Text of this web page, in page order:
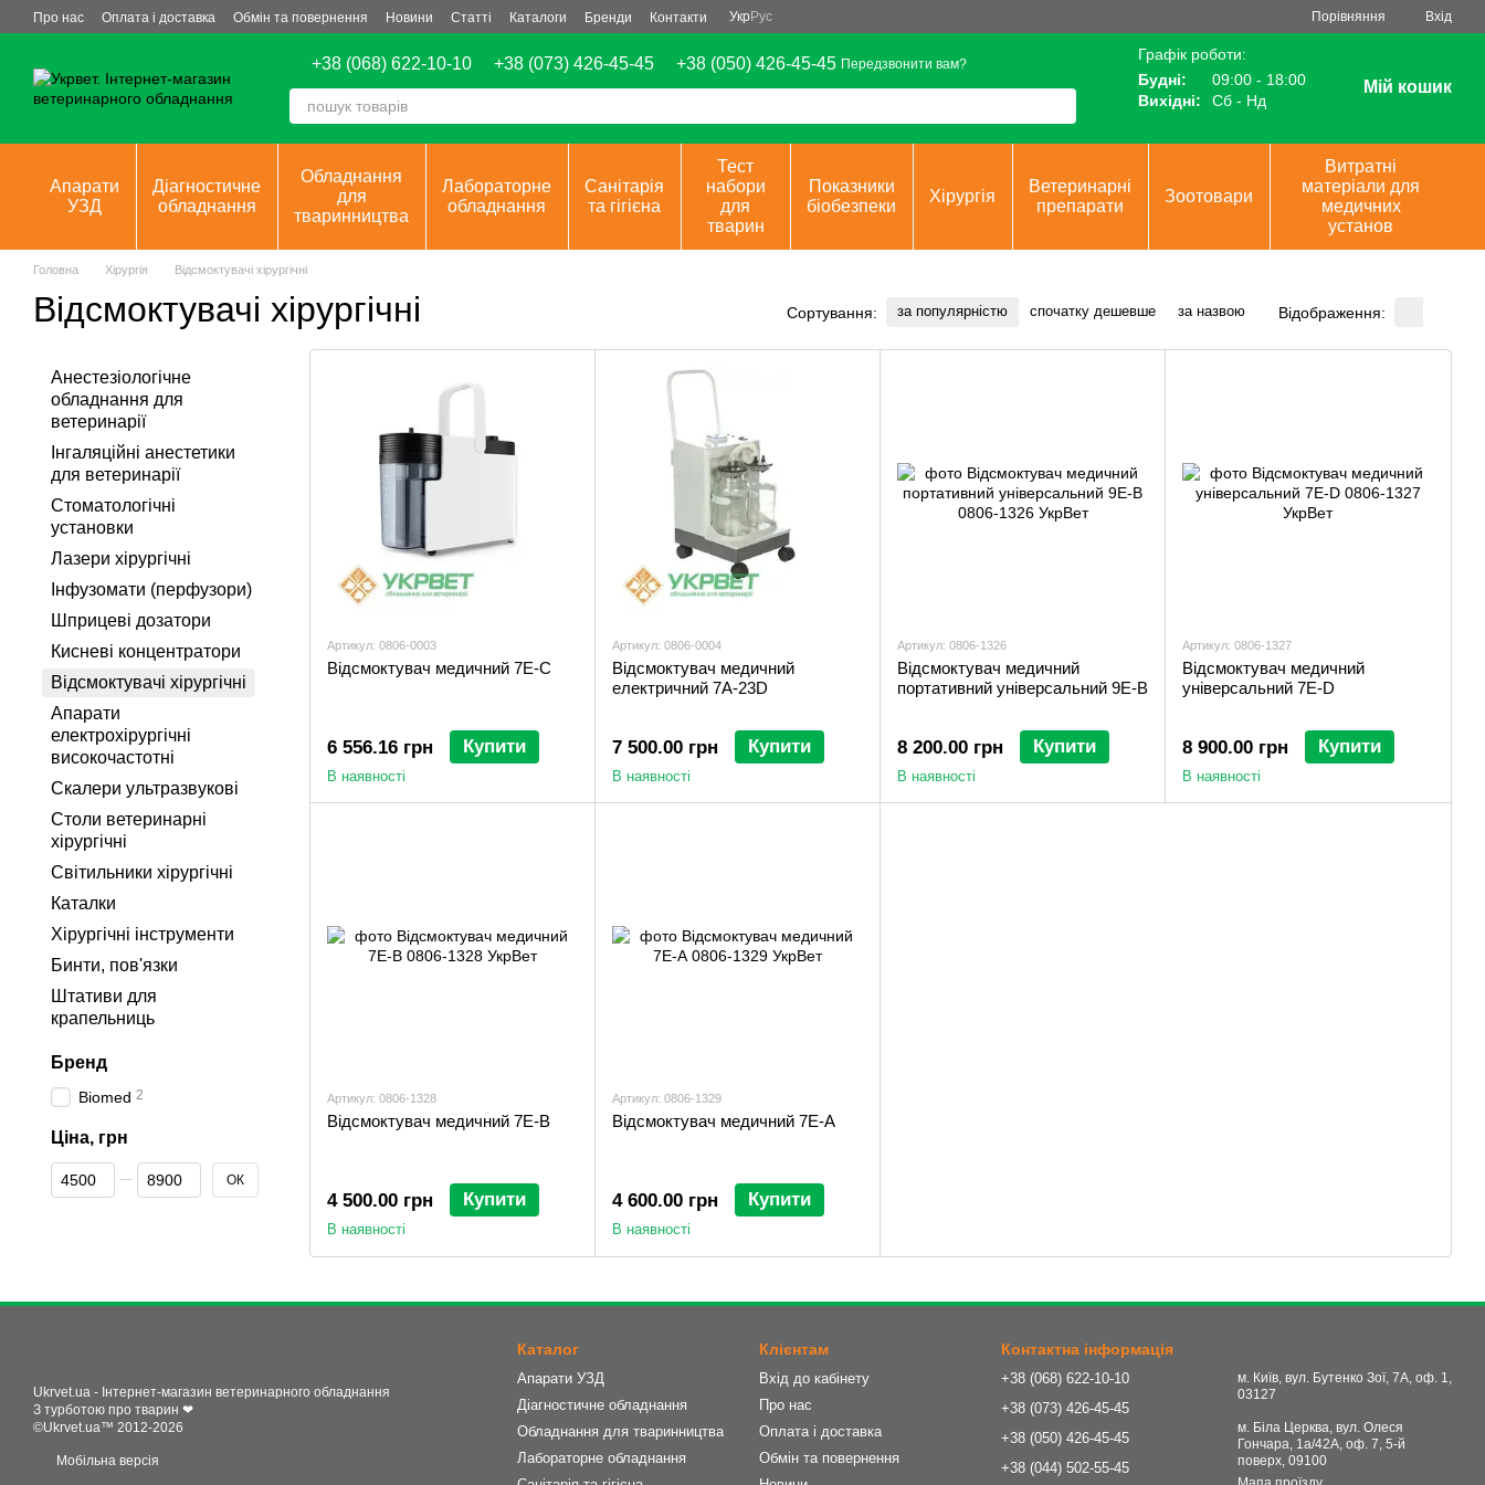
Перейти до основного контенту
Про нас Оплата і доставка Обмін та повернення Новини Статті Каталоги Бренди Контакти Укр Рус Порівняння Вхід
+38 (068) 622-10-10 +38 (073) 426-45-45 +38 (050) 426-45-45 Передзвонити вам?
Графік роботи:
Будні:
09:00 - 18:00
Вихідні:
Сб - Нд
Мій кошик
Апарати
УЗД
Діагностичне
обладнання
Обладнання
для
тваринництва
Лабораторне
обладнання
Санітарія
та гігієна
Тест
набори
для
тварин
Показники
біобезпеки
Хірургія
Ветеринарні
препарати
Зоотовари
Витратні
матеріали для
медичних
установ
Головна Хірургія Відсмоктувачі хірургічні
Відсмоктувачі хірургічні Сортування: за популярністю спочатку дешевше за назвою Відображення:
Артикул: 0806-0003
Відсмоктувач медичний 7E-C
6 556.16 грн Купити
В наявності
Артикул: 0806-0004
Відсмоктувач медичний
електричний 7А-23D
7 500.00 грн Купити
В наявності
Артикул: 0806-1326
Відсмоктувач медичний
портативний універсальний 9Е-В
8 200.00 грн Купити
В наявності
Артикул: 0806-1327
Відсмоктувач медичний
універсальний 7Е-D
8 900.00 грн Купити
В наявності
Артикул: 0806-1328
Відсмоктувач медичний 7Е-B
4 500.00 грн Купити
В наявності
Артикул: 0806-1329
Відсмоктувач медичний 7Е-А
4 600.00 грн Купити
В наявності
Анестезіологічне
обладнання для
ветеринарії
Інгаляційні анестетики
для ветеринарії
Стоматологічні
установки
Лазери хірургічні
Інфузомати (перфузори)
Шприцеві дозатори
Кисневі концентратори
Відсмоктувачі хірургічні
Апарати
електрохірургічні
високочастотні
Скалери ультразвукові
Столи ветеринарні
хірургічні
Світильники хірургічні
Каталки
Хірургічні інструменти
Бинти, пов'язки
Штативи для
крапельниць
Бренд
Biomed 2
Ціна, грн
Від Ціна, грн
До Ціна, грн ОК
Ukrvet.ua - Інтернет-магазин ветеринарного обладнання
З турботою про тварин ❤
©Ukrvet.ua™ 2012-2026
Мобільна версія
Каталог
Апарати УЗД
Діагностичне обладнання
Обладнання для тваринництва
Лабораторне обладнання
Клієнтам
Вхід до кабінету
Про нас
Оплата і доставка
Обмін та повернення
Контактна інформація
+38 (068) 622-10-10
+38 (073) 426-45-45
+38 (050) 426-45-45
+38 (044) 502-55-45
м. Київ, вул. Бутенко Зої, 7А, оф. 1,
03127
м. Біла Церква, вул. Олеся
Гончара, 1а/42А, оф. 7, 5-й
поверх, 09100